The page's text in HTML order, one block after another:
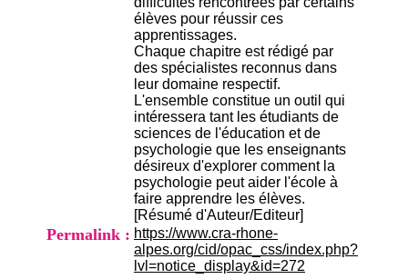
élèves pour réussir ces
apprentissages.
Chaque chapitre est rédigé par
des spécialistes reconnus dans
leur domaine respectif.
L'ensemble constitue un outil qui
intéressera tant les étudiants de
sciences de l'éducation et de
psychologie que les enseignants
désireux d'explorer comment la
psychologie peut aider l'école à
faire apprendre les élèves.
[Résumé d'Auteur/Editeur]
Permalink : https://www.cra-rhone-
alpes.org/cid/opac_css/index.php?
lvl=notice_display&id=272
o
s
p
i
t
a
l
i
e
r
l
e
V
i
n
a
t